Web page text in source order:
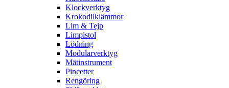
Klockverktyg
Krokodilklämmor
Lim & Tejp
Limpistol
Lödning
Modularverktyg
Mätinstrument
Pincetter
Rengöring